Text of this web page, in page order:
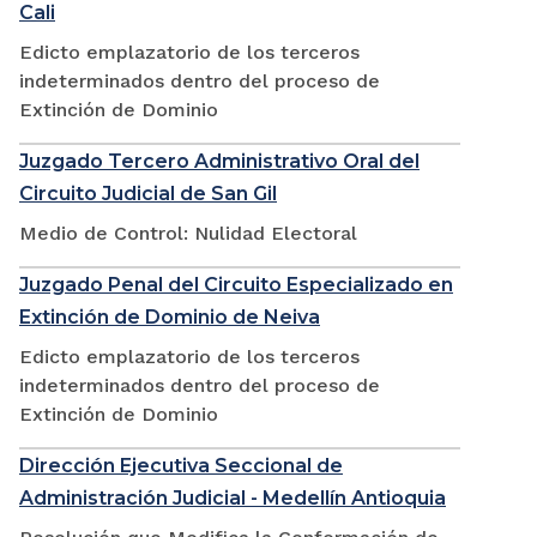
Cali
Edicto emplazatorio de los terceros
indeterminados dentro del proceso de
Extinción de Dominio
Juzgado Tercero Administrativo Oral del
Circuito Judicial de San Gil
Medio de Control: Nulidad Electoral
Juzgado Penal del Circuito Especializado en
Extinción de Dominio de Neiva
Edicto emplazatorio de los terceros
indeterminados dentro del proceso de
Extinción de Dominio
Dirección Ejecutiva Seccional de
Administración Judicial - Medellín Antioquia